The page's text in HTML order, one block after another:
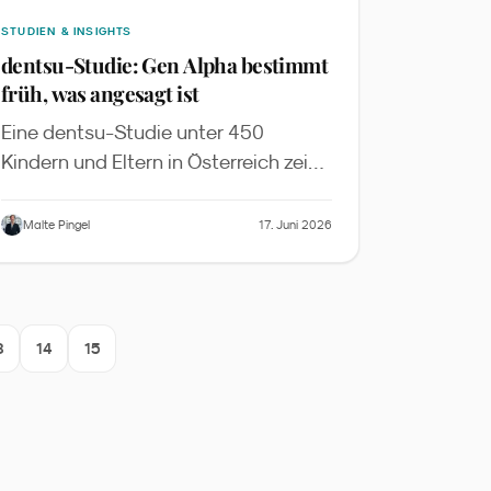
STUDIEN & INSIGHTS
dentsu-Studie: Gen Alpha bestimmt
früh, was angesagt ist
Eine dentsu-Studie unter 450
Kindern und Eltern in Österreich zeigt:
allem über Peers, beeinflusst
Was Familienmarken im DACH-Raum
Malte Pingel 17. Juni 2026
14 15